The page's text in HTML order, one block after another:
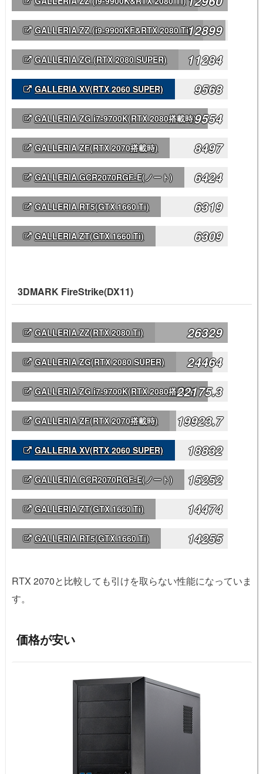
GALLERIA ZZ (i9-9900KF&RTX 2080 Ti)12899
GALLERIA ZG (RTX 2080 SUPER) 11284
GALLERIA XV(RTX 2060 SUPER) 9568
GALLERIA ZG i7-9700K(RTX 2080搭載時)9554
GALLERIA ZF(RTX 2070搭載時) 8497
GALLERIA GCR2070RGF-E(ノート) 6424
GALLERIA RT5(GTX 1660 Ti) 6319
GALLERIA ZT(GTX 1660 Ti) 6309
3DMARK FireStrike(DX11)
GALLERIA ZZ(RTX 2080 Ti) 26329
GALLERIA ZG(RTX 2080 SUPER) 24464
GALLERIA ZG i7-9700K(RTX 2080搭載時)22175.3
GALLERIA ZF(RTX 2070搭載時) 19923.7
GALLERIA XV(RTX 2060 SUPER) 18832
GALLERIA GCR2070RGF-E(ノート) 15252
GALLERIA ZT(GTX 1660 Ti) 14474
GALLERIA RT5(GTX 1660 Ti) 14255
RTX 2070と比較しても引けを取らない性能になっていま
す。
価格が安い